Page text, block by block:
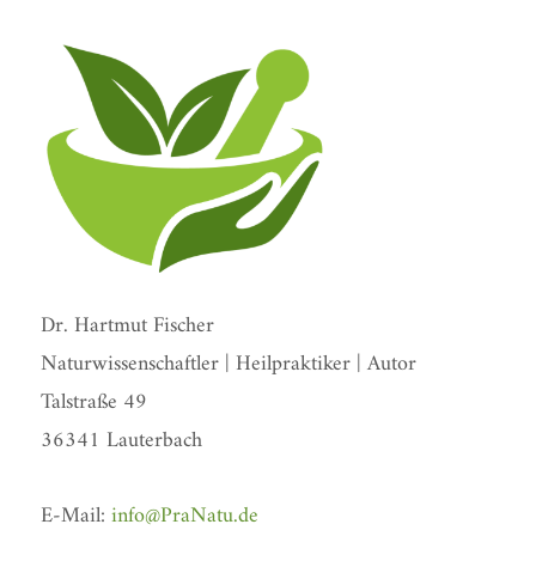
Dr. Hartmut Fischer
Naturwissenschaftler | Heilpraktiker | Autor
Talstraße 49
36341 Lauterbach
E-Mail:info@PraNatu.de